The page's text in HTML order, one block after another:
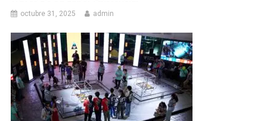
octubre 31, 2025 admin